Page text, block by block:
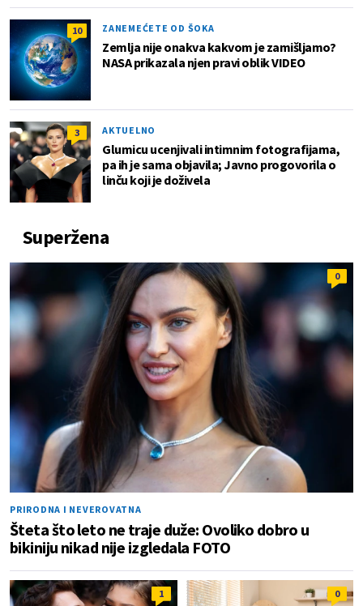
10 ZANEMEĆETE OD ŠOKA
Zemlja nije onakva kakvom je zamišljamo?
NASA prikazala njen pravi oblik VIDEO
3 AKTUELNO
Glumicu ucenjivali intimnim fotografijama,
pa ih je sama objavila; Javno progovorila o
linču koji je doživela
Superžena
0
PRIRODNA I NEVEROVATNA
Šteta što leto ne traje duže: Ovoliko dobro u
bikiniju nikad nije izgledala FOTO
1 0